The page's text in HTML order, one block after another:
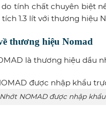
do tính chất chuyên biệt
1.3 lít với thương hiệu
thương hiệu Nomad
là thương hiệu dầu
Nhớt NOMAD được nhập